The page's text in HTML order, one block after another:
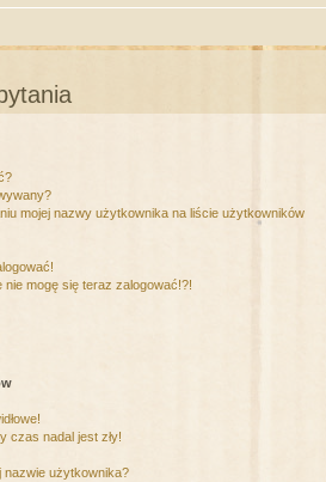
mojej nazwy użytkownika na liście użytkowników
nie mogę się teraz zalogować!?!
czas nadal jest zły!
nazwie użytkownika?